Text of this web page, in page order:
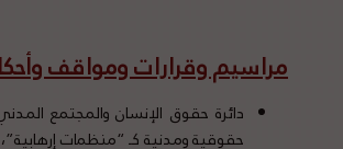
مراسيم وقرارات ومواقف
دائرة حقوق الإنسان والمجتمع